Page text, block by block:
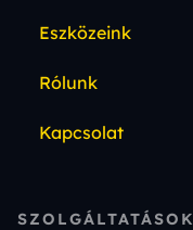
Eszközeink
Rólunk
Kapcsolat
SZOLGÁLTATÁSOK